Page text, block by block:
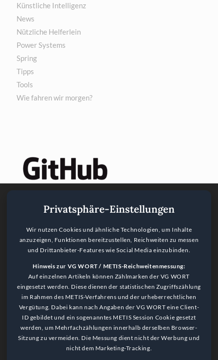
Künstliche Intelligenz
News
Nützliche Helferlein
Power Systems
Spring
Tipps
Tools
Wie fahren wir morgen?
Language Notice
Privatsphäre-Einstellungen
Wir nutzen Cookies und ähnliche Technologien, um Inhalte
anzuzeigen, Funktionen bereitzustellen, Reichweiten zu messen
und Drittanbieter-Features wie Social Media einzubinden.
Hinweis zur VG WORT / METIS-Reichweitenmessung:
Auf einzelnen Artikeln können Zählmarken der VG WORT
eingesetzt werden. Diese dienen der statistischen Zugriffszählung
im Rahmen des METIS-Verfahrens und der urheberrechtlichen
Vergütung. Dabei kann nach Angaben der VG WORT eine Client-
ID gebildet und ein sogenanntes METIS Session Cookie gesetzt
werden, um Mehrfachzählungen innerhalb derselben Browser-
Sitzung zu vermeiden. Die Messung dient nicht der Werbung und
nicht dem Marketing-Tracking.